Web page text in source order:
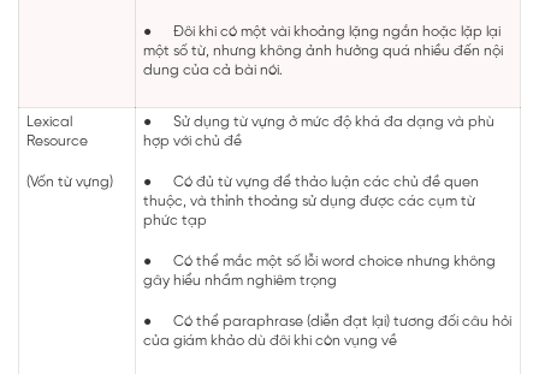
● Đôi khi có một vài khoảng lặng ngắn hoặc lặp lại
một số từ, nhưng không ảnh hưởng quá nhiều đến nội
dung của cả bài nói.
Lexical
Resource
(Vốn từ vựng)
● Sử dụng từ vựng ở mức độ khá đa dạng và phù
hợp với chủ đề
● Có đủ từ vựng để thảo luận các chủ đề quen
thuộc, và thỉnh thoảng sử dụng được các cụm từ
phức tạp
● Có thể mắc một số lỗi word choice nhưng không
gây hiểu nhầm nghiêm trọng
● Có thể paraphrase (diễn đạt lại) tương đối câu hỏi
của giám khảo dù đôi khi còn vụng về